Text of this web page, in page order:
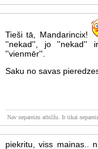
Tieši tā, Mandarincix!
''nekad'', jo ''nekad''
''vienmēr''.
Saku no savas
Nav nepareizu atbilžu. Ir tikai
piekritu, viss mainas..